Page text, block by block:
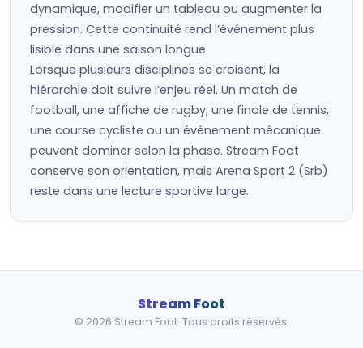
dynamique, modifier un tableau ou augmenter la
pression. Cette continuité rend l’événement plus
lisible dans une saison longue.
Lorsque plusieurs disciplines se croisent, la
hiérarchie doit suivre l’enjeu réel. Un match de
football, une affiche de rugby, une finale de tennis,
une course cycliste ou un événement mécanique
peuvent dominer selon la phase. Stream Foot
conserve son orientation, mais Arena Sport 2 (Srb)
reste dans une lecture sportive large.
Stream Foot
© 2026 Stream Foot. Tous droits réservés.